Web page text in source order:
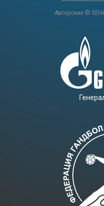
Авторские ©